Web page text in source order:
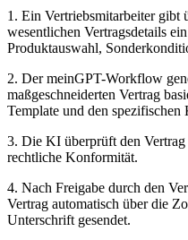
1. Ein Vertriebsmitarbeiter gibt
wesentlichen Vertragsdetails
Produktauswahl,
2. Der meinGPT-Workflow
maßgeschneiderten Vertrag
Template und den spezifischen
3. Die KI überprüft den
rechtliche Konformität.
4. Nach Freigabe durch den
Vertrag automatisch über die
Unterschrift gesendet.